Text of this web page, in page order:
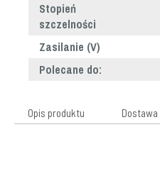
Stopień
szczelności
Zasilanie (V)
Polecane do:
Opis produktu